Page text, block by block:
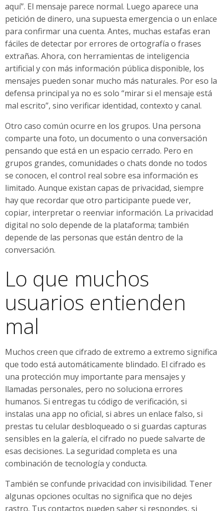
aquí”. El mensaje parece normal. Luego aparece una
petición de dinero, una supuesta emergencia o un enlace
para confirmar una cuenta. Antes, muchas estafas eran
fáciles de detectar por errores de ortografía o frases
extrañas. Ahora, con herramientas de inteligencia
artificial y con más información pública disponible, los
mensajes pueden sonar mucho más naturales. Por eso la
defensa principal ya no es solo “mirar si el mensaje está
mal escrito”, sino verificar identidad, contexto y canal.
Otro caso común ocurre en los grupos. Una persona
comparte una foto, un documento o una conversación
pensando que está en un espacio cerrado. Pero en
grupos grandes, comunidades o chats donde no todos
se conocen, el control real sobre esa información es
limitado. Aunque existan capas de privacidad, siempre
hay que recordar que otro participante puede ver,
copiar, interpretar o reenviar información. La privacidad
digital no solo depende de la plataforma; también
depende de las personas que están dentro de la
conversación.
Lo que muchos
usuarios entienden
mal
Muchos creen que cifrado de extremo a extremo significa
que todo está automáticamente blindado. El cifrado es
una protección muy importante para mensajes y
llamadas personales, pero no soluciona errores
humanos. Si entregas tu código de verificación, si
instalas una app no oficial, si abres un enlace falso, si
prestas tu celular desbloqueado o si guardas capturas
sensibles en la galería, el cifrado no puede salvarte de
esas decisiones. La seguridad completa es una
combinación de tecnología y conducta.
También se confunde privacidad con invisibilidad. Tener
algunas opciones ocultas no significa que no dejes
rastro. Tus contactos pueden saber si respondes, si